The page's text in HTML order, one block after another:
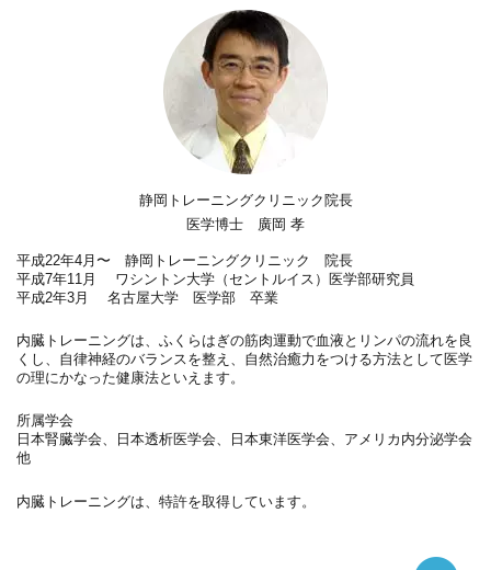
静岡トレーニングクリニック院長
医学博士 廣岡 孝
平成22年4月〜 静岡トレーニングクリニック 院長
平成7年11月 ワシントン大学（セントルイス）医学部研究員
平成2年3月 名古屋大学 医学部 卒業
内臓トレーニングは、ふくらはぎの筋肉運動で血液とリンパの流れを良
くし、自律神経のバランスを整え、自然治癒力をつける方法として医学
の理にかなった健康法といえます。
所属学会
日本腎臓学会、日本透析医学会、日本東洋医学会、アメリカ内分泌学会
他
内臓トレーニングは、特許を取得しています。